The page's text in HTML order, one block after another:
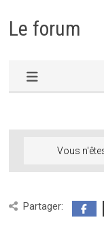
même
Le forum
Vous
Partager: